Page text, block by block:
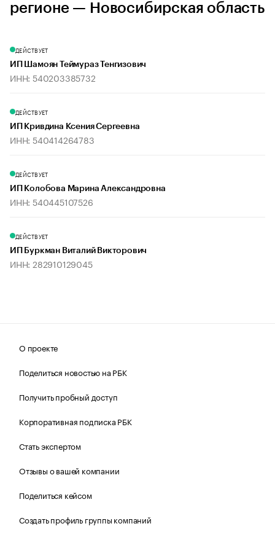
регионе — Новосибирская область
ДЕЙСТВУЕТ
ИП Шамоян Теймураз Тенгизович
ИНН: 540203385732
ДЕЙСТВУЕТ
ИП Кривдина Ксения Сергеевна
ИНН: 540414264783
ДЕЙСТВУЕТ
ИП Колобова Марина Александровна
ИНН: 540445107526
ДЕЙСТВУЕТ
ИП Буркман Виталий Викторович
ИНН: 282910129045
О проекте
Поделиться новостью на РБК
Получить пробный доступ
Корпоративная подписка РБК
Стать экспертом
Отзывы о вашей компании
Поделиться кейсом
Создать профиль группы компаний